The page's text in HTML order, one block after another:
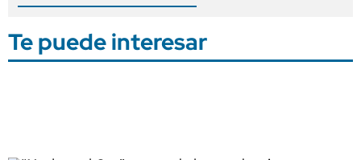
Te puede interesar